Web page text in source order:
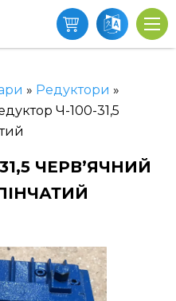
» Редуктори »
Ч-100-31,5
ЧЕРВ’ЯЧНИЙ